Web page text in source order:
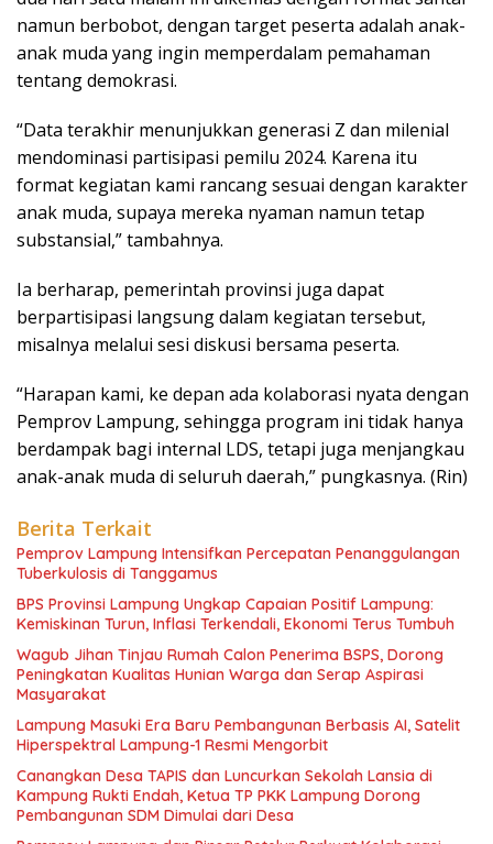
namun berbobot, dengan target peserta adalah anak-
anak muda yang ingin memperdalam pemahaman
tentang demokrasi.
“Data terakhir menunjukkan generasi Z dan milenial
mendominasi partisipasi pemilu 2024. Karena itu
format kegiatan kami rancang sesuai dengan karakter
anak muda, supaya mereka nyaman namun tetap
substansial,” tambahnya.
Ia berharap, pemerintah provinsi juga dapat
berpartisipasi langsung dalam kegiatan tersebut,
misalnya melalui sesi diskusi bersama peserta.
“Harapan kami, ke depan ada kolaborasi nyata dengan
Pemprov Lampung, sehingga program ini tidak hanya
berdampak bagi internal LDS, tetapi juga menjangkau
anak-anak muda di seluruh daerah,” pungkasnya. (Rin)
Berita Terkait
Pemprov Lampung Intensifkan Percepatan Penanggulangan
Tuberkulosis di Tanggamus
BPS Provinsi Lampung Ungkap Capaian Positif Lampung:
Kemiskinan Turun, Inflasi Terkendali, Ekonomi Terus Tumbuh
Wagub Jihan Tinjau Rumah Calon Penerima BSPS, Dorong
Peningkatan Kualitas Hunian Warga dan Serap Aspirasi
Masyarakat
Lampung Masuki Era Baru Pembangunan Berbasis AI, Satelit
Hiperspektral Lampung-1 Resmi Mengorbit
Canangkan Desa TAPIS dan Luncurkan Sekolah Lansia di
Kampung Rukti Endah, Ketua TP PKK Lampung Dorong
Pembangunan SDM Dimulai dari Desa